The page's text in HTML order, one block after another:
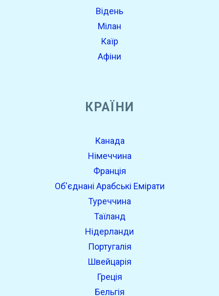
Відень
Мілан
Каїр
Афіни
КРАЇНИ
Канада
Німеччина
Франція
Об'єднані Арабські Емірати
Туреччина
Таїланд
Нідерланди
Португалія
Швейцарія
Греція
Бельгія